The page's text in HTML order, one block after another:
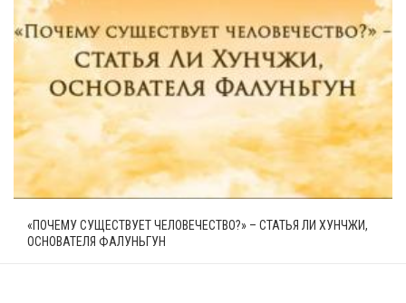
«ПОЧЕМУ СУЩЕСТВУЕТ ЧЕЛОВЕЧЕСТВО?» – СТАТЬЯ ЛИ ХУНЧЖИ,
ОСНОВАТЕЛЯ ФАЛУНЬГУН